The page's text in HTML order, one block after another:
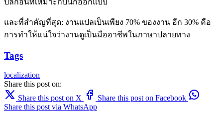
ปลั๊กอินที่เหมาะกับนักออกแบบ
และที่สำคัญที่สุด: งานแปลเป็นเพียง 70% ของงาน อีก 30% คือ
การทำให้แน่ใจว่างานดูเป็นมืออาชีพในภาษาปลายทาง
Tags
localization
Share this post on:
Share this post on X
Share this post on Facebook
Share this post via WhatsApp